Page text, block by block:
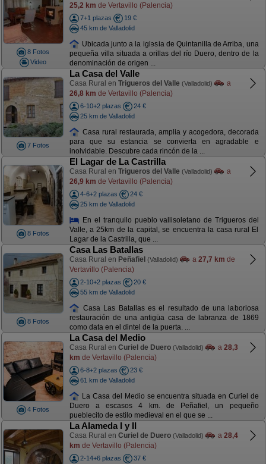
8 Fotos
Video
25,2 km de Vertavillo (Palencia)
7+1 plazas
19 €
45 km de Valladolid
Ubicada junto a la iglesia de Quintanilla de Arriba, una
pequeña villa situada a orillas del río Duero, dentro de la
denominación de origen ...
7 Fotos
La Casa del Valle
Casa Rural en Trigueros del Valle (Valladolid)
a
26,8 km de Vertavillo (Palencia)
6-10+2 plazas
24 €
25 km de Valladolid
Casa rural restaurada, amplia y acogedora, decorada
para que su estancia se convierta en agradable e
inolvidable. Descubre cada rincón de la ...
8 Fotos
El Lagar de La Castrilla
Casa Rural en Trigueros del Valle (Valladolid)
a
26,9 km de Vertavillo (Palencia)
4-6+2 plazas
24 €
25 km de Valladolid
En el tranquilo pueblo vallisoletano de Trigueros del
Valle, a 25km de la capital, se encuentra la casa rural El
Lagar de la Castrilla, que ...
8 Fotos
Casa Las Batallas
Casa Rural en Peñafiel (Valladolid) a 27,7 km de
Vertavillo (Palencia)
2-10+2 plazas
20 €
55 km de Valladolid
Casa Las Batallas es el resultado de una laboriosa
restauración de una antigüa casa de labranza de 1869
como data en el dintel de la puerta. ...
4 Fotos
La Casa del Medio
Casa Rural en Curiel de Duero (Valladolid) a 28,3
km de Vertavillo (Palencia)
6-8+2 plazas
23 €
61 km de Valladolid
La Casa del Medio se encuentra situada en Curiel de
Duero a escasos 4 km. de Peñafiel, un pequeño
pueblecito de estilo medieval en el que se ...
La Alameda I y II
Casa Rural en Curiel de Duero (Valladolid) a 28,4
km de Vertavillo (Palencia)
2-14+6 plazas 37 €